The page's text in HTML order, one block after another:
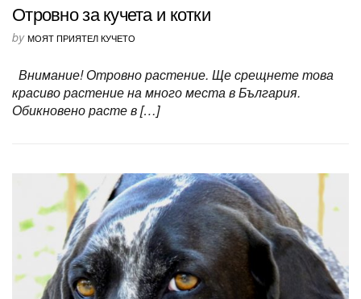
Отровно за кучета и котки
by МОЯТ ПРИЯТЕЛ КУЧЕТО
Внимание! Отровно растение. Ще срещнете това
красиво растение на много места в България.
Обикновено расте в […]